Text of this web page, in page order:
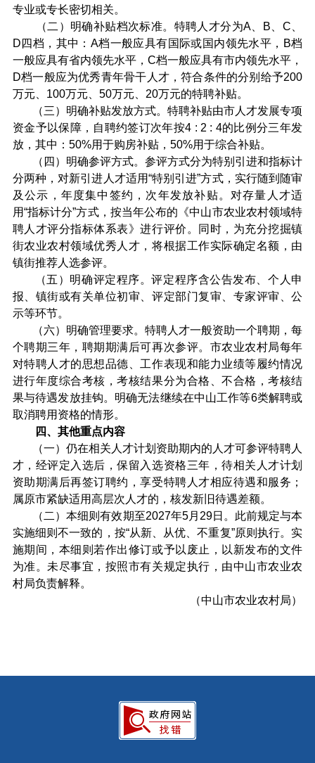
专业或专长密切相关。
（二）明确补贴档次标准。特聘人才分为A、B、C、
D四档，其中：A档一般应具有国际或国内领先水平，B档
一般应具有省内领先水平，C档一般应具有市内领先水平，
D档一般应为优秀青年骨干人才，符合条件的分别给予200
万元、100万元、50万元、20万元的特聘补贴。
（三）明确补贴发放方式。特聘补贴由市人才发展专项
资金予以保障，自聘约签订次年按4 : 2 : 4的比例分三年发
放，其中：50%用于购房补贴，50%用于综合补贴。
（四）明确参评方式。参评方式分为特别引进和指标计
分两种，对新引进人才适用“特别引进”方式，实行随到随审
及公示，年度集中签约，次年发放补贴。对存量人才适
用“指标计分”方式，按当年公布的《中山市农业农村领域特
聘人才评分指标体系表》进行评价。同时，为充分挖掘镇
街农业农村领域优秀人才，将根据工作实际确定名额，由
镇街推荐人选参评。
（五）明确评定程序。评定程序含公告发布、个人申
报、镇街或有关单位初审、评定部门复审、专家评审、公
示等环节。
（六）明确管理要求。特聘人才一般资助一个聘期，每
个聘期三年，聘期期满后可再次参评。市农业农村局每年
对特聘人才的思想品德、工作表现和能力业绩等履约情况
进行年度综合考核，考核结果分为合格、不合格，考核结
果与待遇发放挂钩。明确无法继续在中山工作等6类解聘或
取消聘用资格的情形。
四、其他重点内容
（一）仍在相关人才计划资助期内的人才可参评特聘人
才，经评定入选后，保留入选资格三年，待相关人才计划
资助期满后再签订聘约，享受特聘人才相应待遇和服务；
属原市紧缺适用高层次人才的，核发新旧待遇差额。
（二）本细则有效期至2027年5月29日。此前规定与本
实施细则不一致的，按“从新、从优、不重复”原则执行。实
施期间，本细则若作出修订或予以废止，以新发布的文件
为准。未尽事宜，按照市有关规定执行，由中山市农业农
村局负责解释。
（中山市农业农村局）